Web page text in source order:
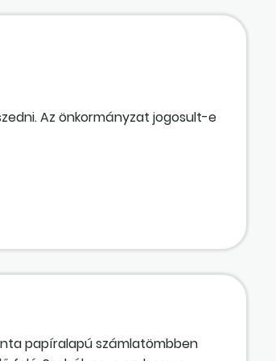
Az önkormányzat jogosult-e
papíralapú számlatömbben